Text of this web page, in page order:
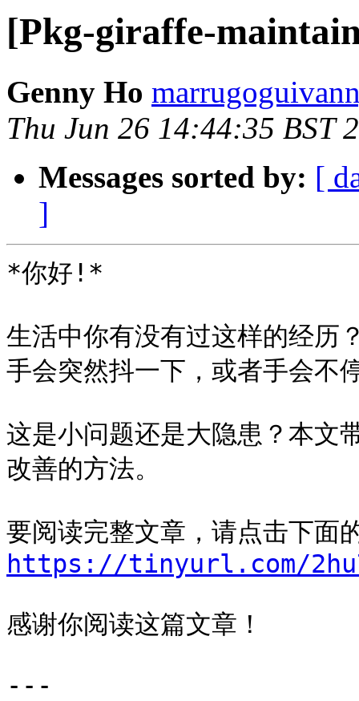
[Pkg-giraffe-
Genny Ho
Thu Jun 26 14:44:35 BST
Messages sorted by: [
]
*你好!*
生活中你有没有过这样的经历
手会突然抖一下，或者手会不
这是小问题还是大隐患？本文
改善的方法。
https://tinyurl.com/
感谢你阅读这篇文章！
---